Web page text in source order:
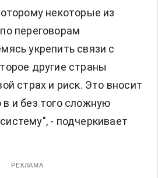
некоторые из
переговорам
укрепить связи с
другие страны
страх и риск. Это вносит
и без того сложную
- подчеркивает
РЕКЛАМА